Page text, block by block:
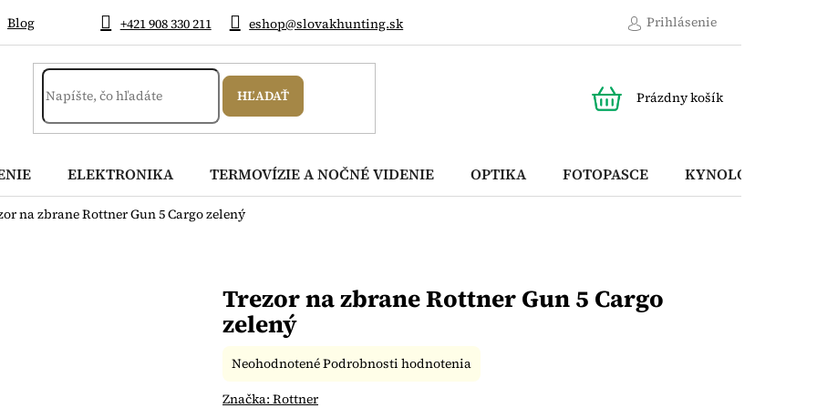
+421 908 330 211 eshop@slovakhunting.sk
Blog Prihlásenie
HĽADAŤ
KOŠÍK
Prázdny košík
ELEKTRONIKA TERMOVÍZIE A NOČNÉ VIDENIE OPTIKA FOTOPASCE KYNOLOGICKÉ
na zbrane Rottner Gun 5 Cargo zelený
Trezor na zbrane Rottner Gun 5 Cargo
zelený
Priemerné
produktu
NeohodnotenéPodrobnosti hodnotenia
Značka: Rottner